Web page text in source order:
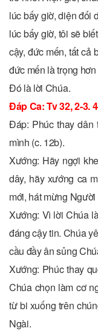
lúc bấy giờ, diện đối
lúc bấy giờ, tôi sẽ
cậy, đức mến, tất cả
đức mến là trọng hơn
Ðó là lời Chúa.
Ðáp Ca: Tv 32, 2-3.
Ðáp: Phúc thay dân
mình (c. 12b).
Xướng: Hãy ngợi
dây, hãy xướng ca
mới, hát mừng
Xướng: Vì lời Chúa
đáng cậy tin. Chúa
cầu đầy ân sủng
Xướng: Phúc thay
Chúa chọn làm cơ
từ bi xuống trên
Ngài.